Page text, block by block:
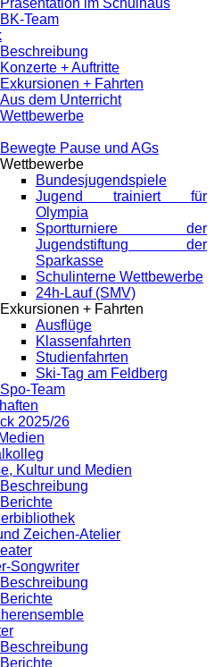
BK-Team
Beschreibung
Konzerte + Auftritte
Exkursionen + Fahrten
Aus dem Unterricht
Wettbewerbe
Bewegte Pause und AGs
Wettbewerbe
Bundesjugendspiele
Jugend trainiert für
Olympia
Sportturniere der
Jugendstiftung der
Sparkasse
Schulinterne Wettbewerbe
24h-Lauf (SMV)
Exkursionen + Fahrten
Ausflüge
Klassenfahrten
Studienfahrten
Ski-Tag am Feldberg
Spo-Team
2025/26
Kultur und Medien
Beschreibung
Berichte
Zeichen-Atelier
Songwriter
Beschreibung
Berichte
Beschreibung
Berichte